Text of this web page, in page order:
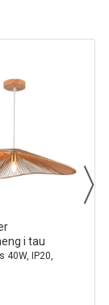
i tau
40W, IP20,